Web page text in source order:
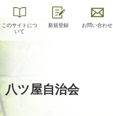
このサイトにつ
いて
新規登録 お問い合わせ
八ツ屋自治会